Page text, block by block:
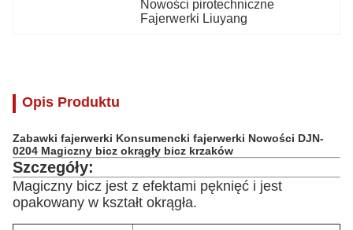
Nowości pirotechniczne
Fajerwerki Liuyang
Opis Produktu
Zabawki fajerwerki Konsumencki fajerwerki Nowości DJN-
0204 Magiczny bicz okrągły bicz krzaków
Szczegóły:
Magiczny bicz jest z efektami pęknięć i jest
opakowany w kształt okrągła.